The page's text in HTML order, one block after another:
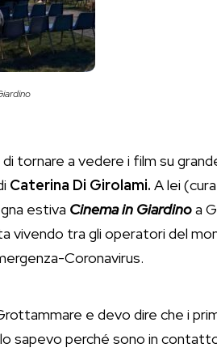
tornare a vedere i film su
Caterina Di Girolami. A lei
estiva Cinema in Giardinoa
vivendo tra gli operatori del
Coronavirus.
e devo dire che i
lo sapevo perché sono in